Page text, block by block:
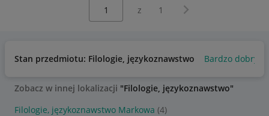
z 1 Następna strona
Stan przedmiotu: Filologie, językoznawstwo Bardzo dobry
Zobacz w innej lokalizacji "Filologie, językoznawstwo"
Filologie, językoznawstwo Markowa (4)